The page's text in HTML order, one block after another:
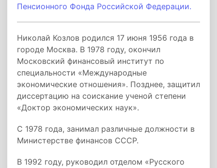
Пенсионного Фонда Российской Федерации.
Николай Козлов родился 17 июня 1956 года в
городе Москва. В 1978 году, окончил
Московский финансовый институт по
специальности «Международные
экономические отношения». Позднее, защитил
диссертацию на соискание ученой степени
«Доктор экономических наук».
С 1978 года, занимал различные должности в
Министерстве финансов СССР.
В 1992 году, руководил отделом «Русского